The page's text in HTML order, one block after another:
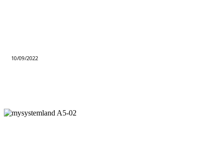
10/09/2022